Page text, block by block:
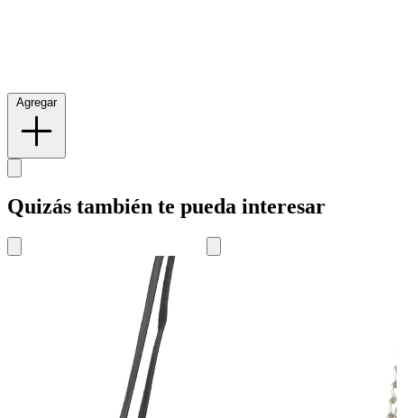
Agregar
Quizás también te pueda interesar